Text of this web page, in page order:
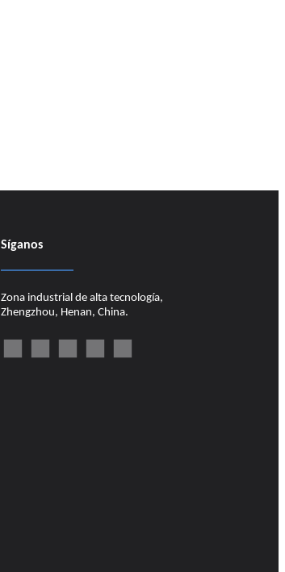
Síganos
Zona industrial de alta tecnología,
Zhengzhou, Henan, China.